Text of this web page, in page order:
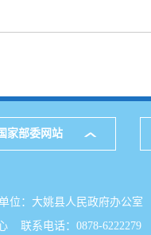
家部委网站
位：大姚县人民政府办公室
联系电话：0878-6222279